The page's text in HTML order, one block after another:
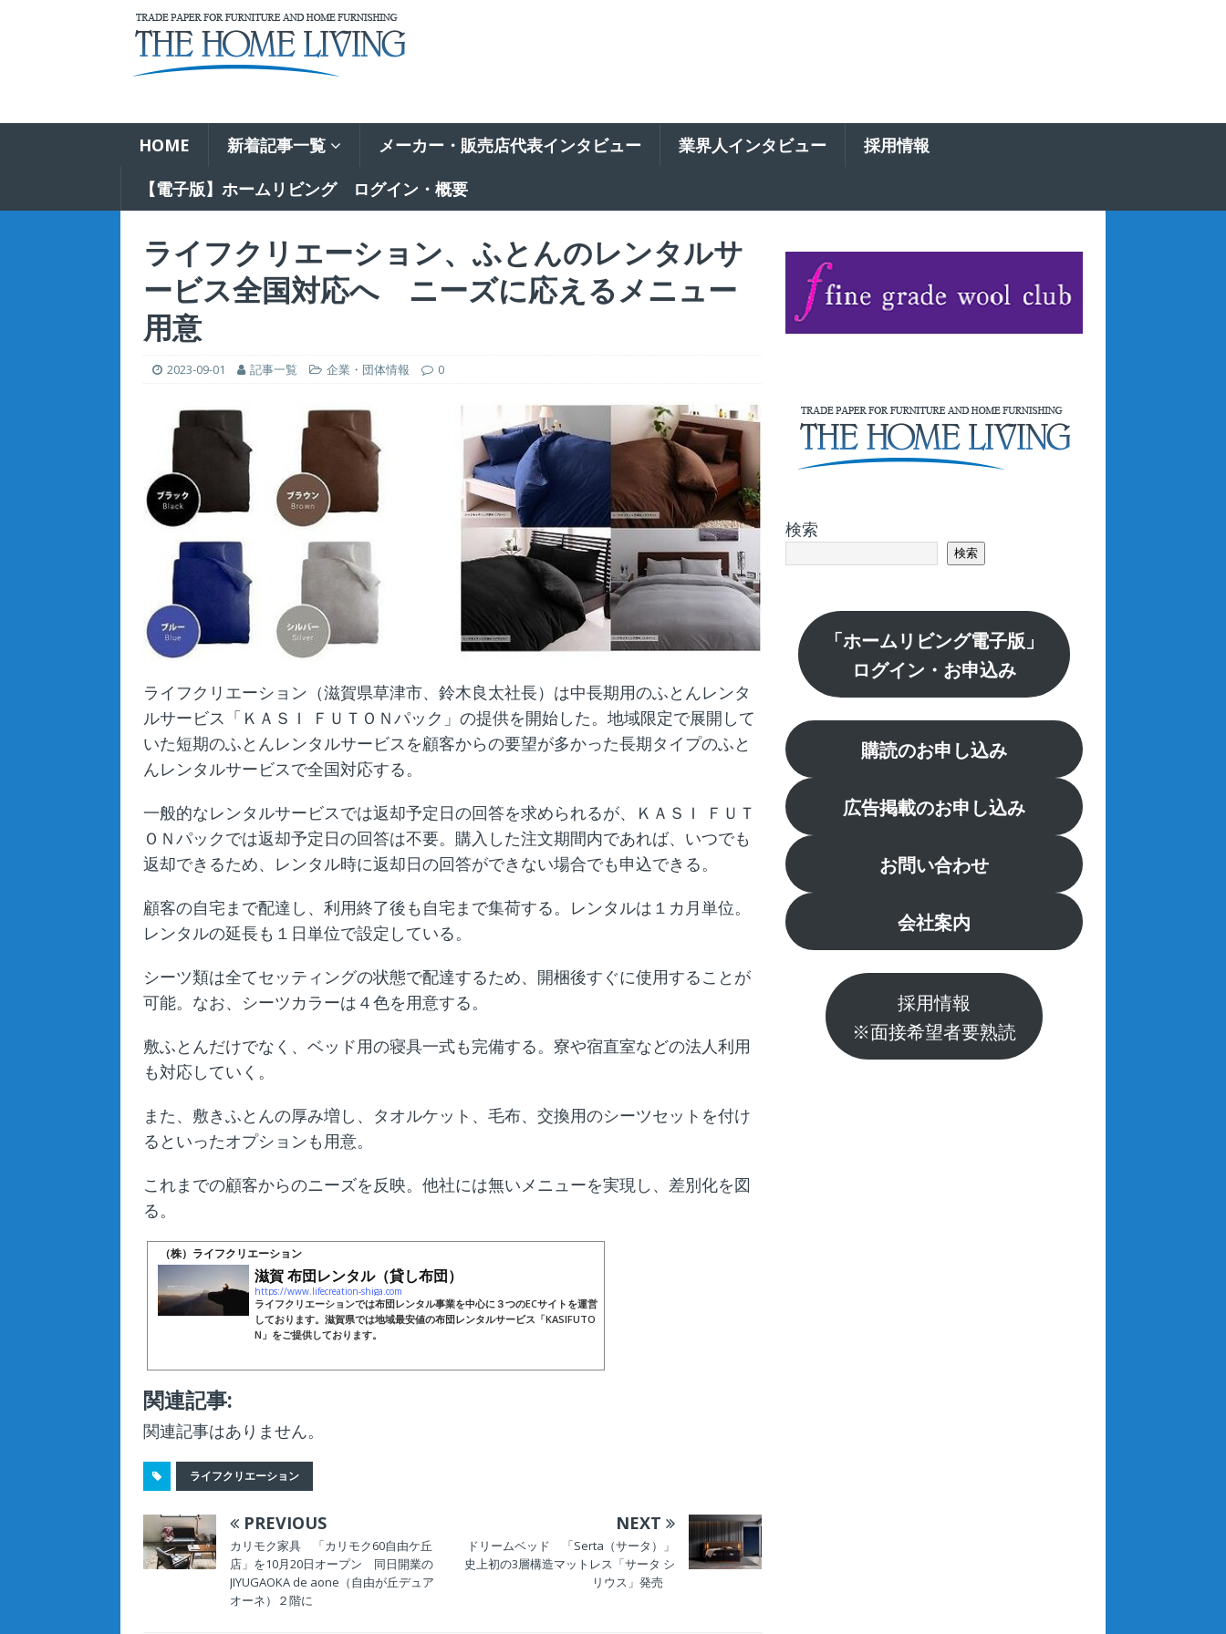
HOME 新着記事一覧 メーカー・販売店代表インタビュー 業界人インタビュー
採用情報
【電子版】ホームリビング ログイン・概要
ライフクリエーション、ふとんのレンタルサ
ービス全国対応へ ニーズに応えるメニュー
用意
2023-09-01 記事一覧 企業・団体情報 0
ライフクリエーション（滋賀県草津市、鈴木良太社長）は中長期用のふとんレンタ
ルサービス「ＫＡＳＩ ＦＵＴＯＮパック」の提供を開始した。地域限定で展開して
いた短期のふとんレンタルサービスを顧客からの要望が多かった長期タイプのふと
んレンタルサービスで全国対応する。
一般的なレンタルサービスでは返却予定日の回答を求められるが、ＫＡＳＩ ＦＵＴ
ＯＮパックでは返却予定日の回答は不要。購入した注文期間内であれば、いつでも
返却できるため、レンタル時に返却日の回答ができない場合でも申込できる。
顧客の自宅まで配達し、利用終了後も自宅まで集荷する。レンタルは１カ月単位。
レンタルの延長も１日単位で設定している。
シーツ類は全てセッティングの状態で配達するため、開梱後すぐに使用することが
可能。なお、シーツカラーは４色を用意する。
敷ふとんだけでなく、ベッド用の寝具一式も完備する。寮や宿直室などの法人利用
も対応していく。
また、敷きふとんの厚み増し、タオルケット、毛布、交換用のシーツセットを付け
るといったオプションも用意。
これまでの顧客からのニーズを反映。他社には無いメニューを実現し、差別化を図
る。
（株）ライフクリエーション
滋賀 布団レンタル（貸し布団）
https://www.lifecreation-shiga.com
ライフクリエーションでは布団レンタル事業を中心に３つのECサイトを運営
しております。滋賀県では地域最安値の布団レンタルサービス「KASIFUTO
N」をご提供しております。
関連記事:
関連記事はありません。
ライフクリエーション
PREVIOUS
カリモク家具 「カリモク60自由ケ丘
店」を10月20日オープン 同日開業の
JIYUGAOKA de aone（自由が丘デュア
オーネ）２階に
NEXT
ドリームベッド 「Serta（サータ）」
史上初の3層構造マットレス「サータ シ
リウス」発売
検索
検索
「ホームリビング電子版」
ログイン・お申込み
購読のお申し込み
広告掲載のお申し込み
お問い合わせ
会社案内
採用情報
※面接希望者要熟読